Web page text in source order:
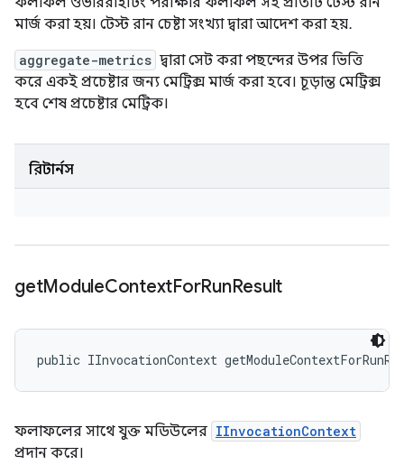
মার্জ করা হয়। টেস্ট রান চেষ্টা সংখ্যা দ্বারা আদেশ করা হয়.
aggregate-metrics দ্বারা সেট করা পছন্দের উপর ভিত্তি
করে একই প্রচেষ্টার জন্য মেট্রিক্স মার্জ করা হবে। চূড়ান্ত মেট্রিক্স
হবে শেষ প্রচেষ্টার মেট্রিক।
রিটার্নস
getModuleContextForRunResult
public IInvocationContext
ফলাফলের সাথে যুক্ত মডিউলের IInvocationContext
প্রদান করে।